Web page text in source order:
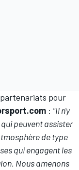
pour
: "Il n'y
peuvent assister
de type
qui engagent les
Nous amenons